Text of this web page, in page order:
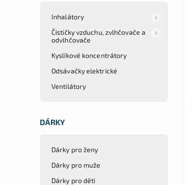
Inhalátory
Čističky vzduchu, zvlhčovače a
odvlhčovače
Kyslíkové koncentrátory
Odsávačky elektrické
Ventilátory
DÁRKY
Dárky pro ženy
Dárky pro muže
Dárky pro děti